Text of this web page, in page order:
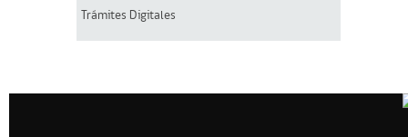
Trámites Digitales